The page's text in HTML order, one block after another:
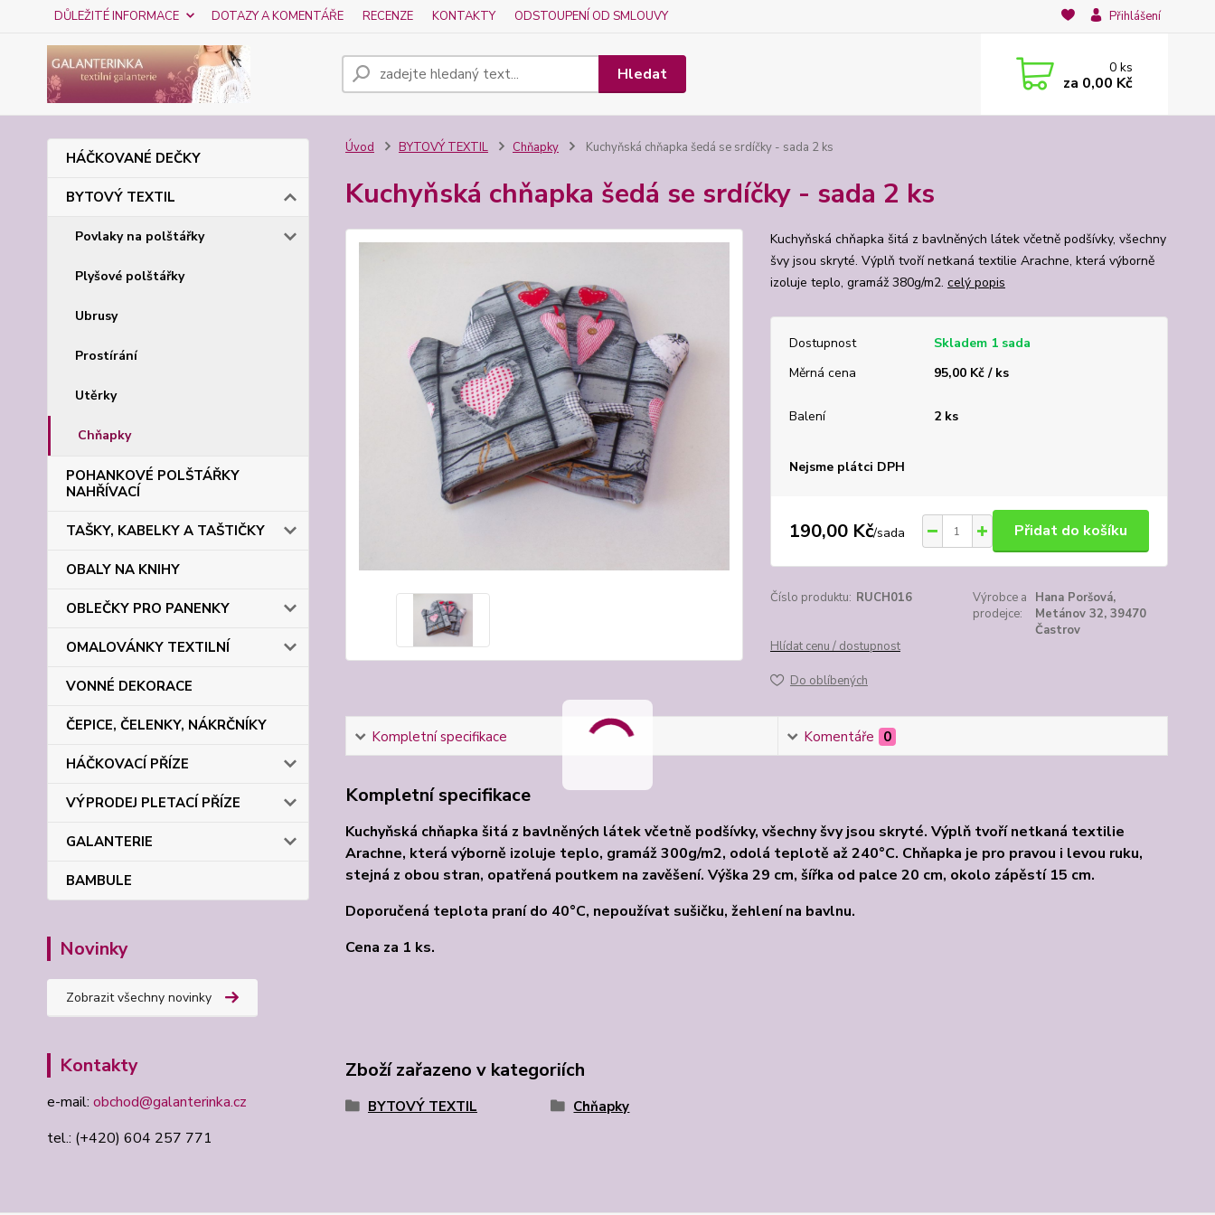
DŮLEŽITÉ INFORMACE DOTAZY A KOMENTÁŘE RECENZE KONTAKTY ODSTOUPENÍ OD SMLOUVY Přihlášení
Hledat 0ks
za 0,00 Kč
HÁČKOVANÉ DEČKY
BYTOVÝ TEXTIL
Povlaky na polštářky
Plyšové polštářky
Ubrusy
Prostírání
Utěrky
Chňapky
POHANKOVÉ POLŠTÁŘKY
NAHŘÍVACÍ
TAŠKY, KABELKY A TAŠTIČKY
OBALY NA KNIHY
OBLEČKY PRO PANENKY
OMALOVÁNKY TEXTILNÍ
VONNÉ DEKORACE
ČEPICE, ČELENKY, NÁKRČNÍKY
HÁČKOVACÍ PŘÍZE
VÝPRODEJ PLETACÍ PŘÍZE
GALANTERIE
BAMBULE
Novinky
Zobrazit všechny novinky
Kontakty
e-mail: obchod@galanterinka.cz
tel.: (+420) 604 257 771
Úvod BYTOVÝ TEXTIL Chňapky Kuchyňská chňapka šedá se srdíčky - sada 2 ks
Kuchyňská chňapka šedá se srdíčky - sada 2 ks
Kuchyňská chňapka šitá z bavlněných látek včetně podšívky, všechny
švy jsou skryté. Výplň tvoří netkaná textilie Arachne, která výborně
izoluje teplo, gramáž 380g/m2. celý popis
Dostupnost
Skladem 1 sada
Měrná cena
95,00 Kč / ks
Balení 2 ks
Nejsme plátci DPH
190,00 Kč/sada Přidat do košíku
Číslo produktu: RUCH016
Výrobce a
prodejce:
Hana Poršová,
Metánov 32, 39470
Častrov
Hlídat cenu / dostupnost
Do oblíbených
Kompletní specifikace Komentáře 0
Kompletní specifikace
Kuchyňská chňapka šitá z bavlněných látek včetně podšívky, všechny švy jsou skryté. Výplň tvoří netkaná textilie
Arachne, která výborně izoluje teplo, gramáž 300g/m2, odolá teplotě až 240°C. Chňapka je pro pravou i levou ruku,
stejná z obou stran, opatřená poutkem na zavěšení. Výška 29 cm, šířka od palce 20 cm, okolo zápěstí 15 cm.
Doporučená teplota praní do 40°C, nepoužívat sušičku, žehlení na bavlnu.
Cena za 1 ks.
Zboží zařazeno v kategoriích
BYTOVÝ TEXTIL Chňapky